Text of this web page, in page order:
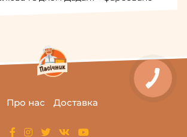
Про нас Доставка